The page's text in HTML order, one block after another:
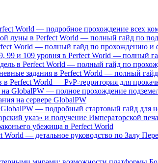
World — подробное прохождение всех
луны в Perfect World — полный гайд по
World — полный гайд по прохождению и
99 и 109 уровня в Perfect World — полный
в Perfect World — полный гайд по
задания в Perfect World — полный
в Perfect World — PvP-территория для
GlobalPW — полное прохождение
на сервере GlobalPW
— подробный стартовый гайд для
указ» и получение Императорской
убежища в Perfect World
World — детальное руководство по Залу